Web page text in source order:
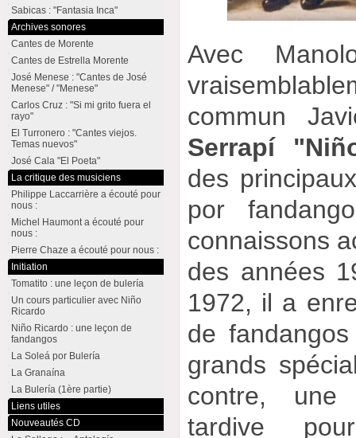
Avec
commun
Serrapí
des
por
connaissons
des années
1972, il a
de
grands
contre, une
tardive
Sabicas : "Fantasia Inca"
Archives sonores
Cantes de Morente
Cantes de Estrella Morente
José Menese : "Cantes de José
Menese" / "Menese"
Carlos Cruz : "Si mi grito fuera el
rayo"
El Turronero : "Cantes viejos.
Temas nuevos"
José Cala "El Poeta"
La critique des musiciens
Philippe Laccarrière a écouté pour
nous :
Michel Haumont a écouté pour
nous :
Pierre Chaze a écouté pour nous :
Initiation
Tomatito : une leçon de bulería
Un cours particulier avec Niño
Ricardo
Niño Ricardo : une leçon de
fandangos
La Soleá por Bulería
La Granaína
La Bulería (1ère partie)
Liens utiles
Nouveautés CD